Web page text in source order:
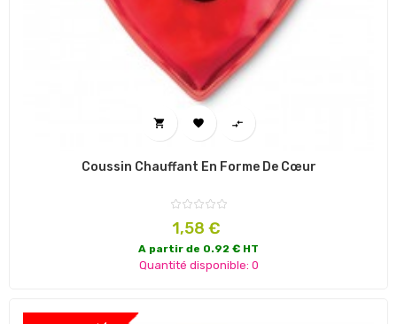
  
Coussin Chauffant En Forme De Cœur
Prix
1,58 €
A partir de 0.92 € HT
Quantité disponible: 0